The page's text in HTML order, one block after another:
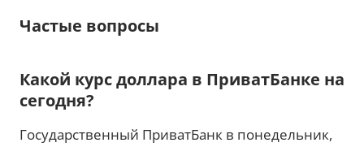
Частые вопросы
Какой курс доллара в ПриватБанке на
сегодня?
Государственный ПриватБанк в понедельник,